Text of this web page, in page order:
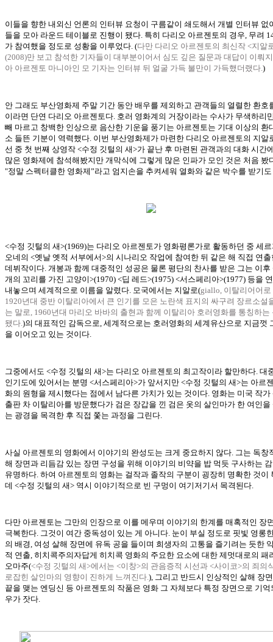
이들을 향한 내외신 언론의 인터뷰 요청이 구름같이 쇄도해서 개별 인터뷰 없
들을 모아 라운드 테이블로 진행이 됐다. 특히 다리오 아르젠토의 경우, 무려
가 참여했을 정도로 성황을 이루었다. (다만 다리오 아르젠토의 최신작 <지알
(2008)만 보고 참석한 기자들이 대부분이어서 심도 깊은 질문과 대답이 이뤄
아 아르젠토 마니아인 모 기자는 인터뷰 뒤 얼굴 가득 불만이 가득했더랬다.)
안 그래도 부산영화제 주말 기간 동안 배우를 제외하고 관객들의 열렬한 환호
이라면 단연 다리오 아르젠토다. 호러 영화계의 거장이라는 수사가 무색하리
빼 마르고 창백한 인상으로 음산한 기운을 풍기는 아르젠토는 기대 이상의 환
소 들뜬 기분이 역력했다. 이번 부산영화제가 마련한 다리오 아르젠토의 지알
선 중 첫 번째 상영작 <수정 깃털의 새>가 끝난 후 마련된 관객과의 대화 시간
많은 영화제에 참석해봤지만 개막식에 그렇게 많은 인파가 모인 것은 처음 봤
"정말 스펙터클한 영화제”라고 엄지손을 추켜세워 열화와 같은 박수를 받기
<수정 깃털의 새>(1969)는 다리오 아르젠토가 영화평론가로 활동하던 중 세
오네의 <옛날 옛적 서부에서>의 시나리오 작업에 참여한 뒤 같은 해 직접 연
데뷔작이다. 개봉과 함께 대중적인 성공은 물론 평단의 찬사를 받은 그는 이후
개의 꼬리를 가진 고양이>(1970) <딥 레드>(1975) <서스페리아>(1977) 등을
내놓으며 세계적으로 이름을 알렸다. 모국에서는 지알로(giallo, 이탈리어어로
1920년대 중반 이탈리아에서 큰 인기를 모은 노란색 표지의 싸구려 장르소설
는 말로, 1960년대 마리오 바바의 출현과 함께 이탈리아 호러영화를 통칭하는
됐다.)의 대표적인 감독으로, 세계적으로는 호러영화의 세계유산으로 지금껏
을 이어오고 있는 것이다.
그중에서도 <수정 깃털의 새>는 다리오 아르젠토의 최고작이라 할만하다. 대
인기도에 있어서는 분명 <서스페리아>가 앞서지만 <수정 깃털의 새>는 아르
화의 원형을 제시했다는 점에서 남다른 가치가 있는 것이다. 영화는 미국 작가
출판 차 이탈리아를 방문했다가 검은 장갑을 낀 검은 옷의 살인마가 한 여인을
는 광경을 목격한 후 직접 쫓는 과정을 그린다.
사실 아르젠토의 영화에서 이야기의 완성도는 크게 중요하지 않다. 그는 독창
해 장면과 리듬감 있는 장면 구성을 위해 이야기의 비약을 밥 먹듯 구사하는
유명하다. 하여 아르젠토의 영화는 걸작과 졸작의 구분이 굉장히 명확한 것이
데 <수정 깃털의 새> 역시 이야기적으로 빈 구멍이 여기저기서 목격된다.
다만 아르젠토는 그만의 인장으로 이를 메우며 이야기의 한계를 매혹적인 장
극복한다. 그것이 여간 중독성이 있는 게 아니다. 눈이 부실 정도로 핏빛 영롱
의 배경, 여성 살해 장면에 유독 공을 들이며 희생자의 고통을 즐기려는 듯한
적 연출, 히치콕주의자답게 히치콕 영화의 주요한 요소에 대한 제멋대로의 패
오마주(<수정 깃털의 새>에서는 <이창>의 관음증적 시선과 <사이코>의 죄의
로잡힌 살인마의 영향이 진하게 느껴진다.), 그리고 반드시 인상적인 살해 장
끝을 맺는 엔딩신 등 아르젠토의 작품은 영화 그 자체보다 특정 장면으로 기억
우가 잣다.